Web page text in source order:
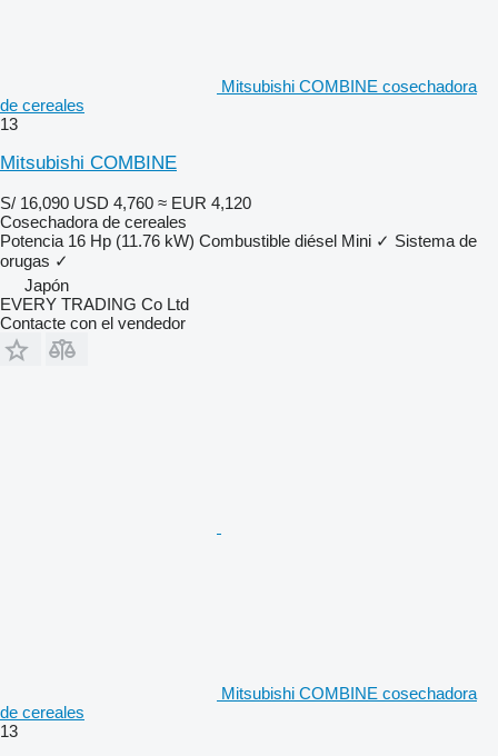
Mitsubishi COMBINE cosechadora
de cereales
13
Mitsubishi COMBINE
S/ 16,090 USD 4,760 ≈ EUR 4,120
Cosechadora de cereales
Potencia 16 Hp (11.76 kW) Combustible diésel Mini ✓ Sistema de
orugas ✓
Japón
EVERY TRADING Co Ltd
Contacte con el vendedor
Mitsubishi COMBINE cosechadora
de cereales
13